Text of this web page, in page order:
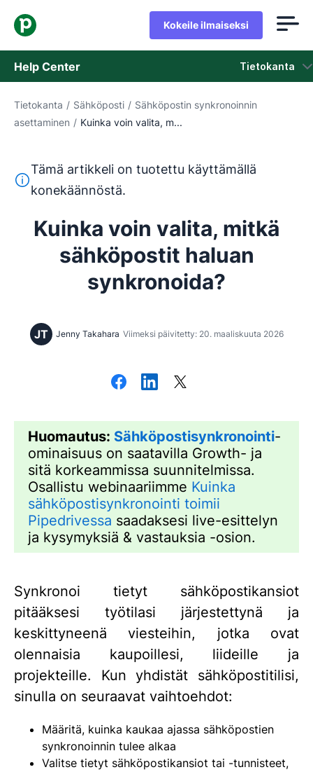
Kokeile ilmaiseksi
Help Center Tietokanta
Tietokanta
Ota yhteyttä tukeen
Tietokanta / Sähköposti / Sähköpostin synkronoinnin
asettaminen / Kuinka voin valita, m...
Tämä teksti on käännetty englannista
Tämä artikkeli on tuotettu käyttämällä
konekäännöstä.
Kuinka voin valita, mitkä
sähköpostit haluan
synkronoida?
JT Jenny Takahara Viimeksi päivitetty: 20. maaliskuuta 2026
Huomautus: Sähköpostisynkronointi-
ominaisuus on saatavilla Growth- ja
sitä korkeammissa suunnitelmissa.
Osallistu webinaariimme Kuinka
sähköpostisynkronointi toimii
Pipedrivessa saadaksesi live-esittelyn
ja kysymyksiä & vastauksia -osion.
Synkronoi tietyt sähköpostikansiot
pitääksesi työtilasi järjestettynä ja
keskittyneenä viesteihin, jotka ovat
olennaisia kaupoillesi, liideille ja
projekteille. Kun yhdistät sähköpostitilisi,
sinulla on seuraavat vaihtoehdot:
Määritä, kuinka kaukaa ajassa sähköpostien
synkronoinnin tulee alkaa
Valitse tietyt sähköpostikansiot tai -tunnisteet,